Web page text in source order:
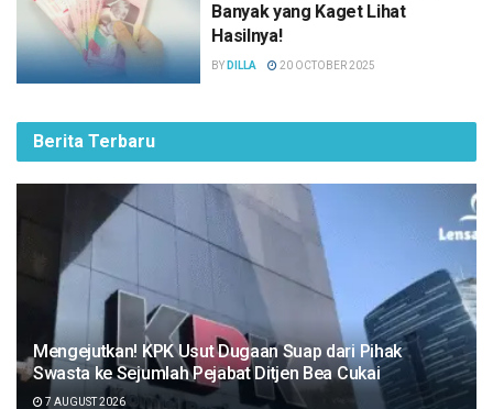
Banyak yang Kaget Lihat
Hasilnya!
BY DILLA 20 OCTOBER 2025
Berita Terbaru
Mengejutkan! KPK Usut Dugaan Suap dari Pihak
Swasta ke Sejumlah Pejabat Ditjen Bea Cukai
7 AUGUST 2026